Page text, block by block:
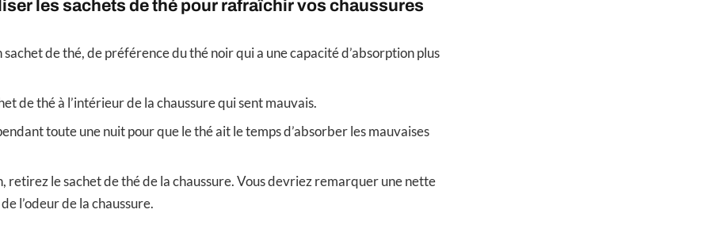
les sachets de thé pour rafraîchir vos chaussures
sachet de thé, de préférence du thé noir qui a une capacité d’absorption plus
de thé à l’intérieur de la chaussure qui sent mauvais.
toute une nuit pour que le thé ait le temps d’absorber les mauvaises
retirez le sachet de thé de la chaussure. Vous devriez remarquer une nette
l’odeur de la chaussure.